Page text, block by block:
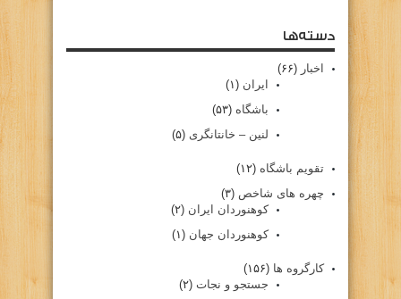
دسته‌ها
اخبار (۶۶)
ایران (۱)
باشگاه (۵۳)
لنین – خانتانگری (۵)
تقویم باشگاه (۱۲)
چهره های شاخص (۳)
کوهنوردان ایران (۲)
کوهنوردان جهان (۱)
کارگروه ها (۱۵۶)
جستجو و نجات (۲)